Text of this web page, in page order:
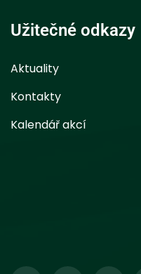
Užitečné odkazy
Aktuality
Kontakty
Kalendář akcí